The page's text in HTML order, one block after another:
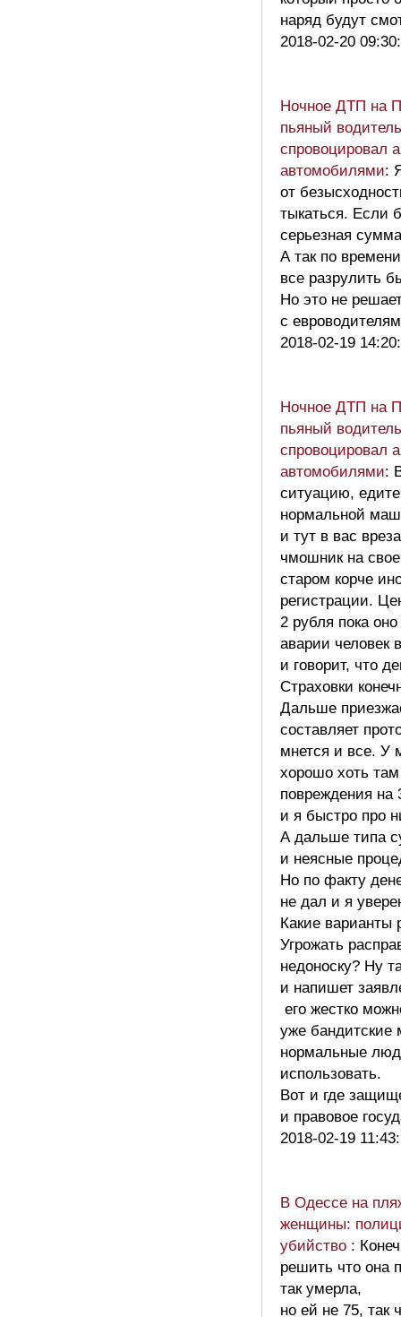
наряд будут
2018-02-20
Ночное ДТП на
пьяный
спровоцировал
автомобилями:
от
тыкаться. Если
серьезная
А так по
все разрулить
Но это не
с
2018-02-19
Ночное ДТП на
пьяный
спровоцировал
автомобилями:
ситуацию,
нормальной
и тут в вас
чмошник на
старом корче
регистрации.
2 рубля пока
аварии человек
и говорит, что
Страховки
Дальше
составляет
мнется и все. У
хорошо хоть
повреждения на
и я быстро про
А дальше типа
и неясные
Но по факту
не дал и я
Какие варианты
Угрожать
недоноску? Ну
и напишет
его жестко
уже бандитские
нормальные
использовать.
Вот и где
и правовое
2018-02-19
В Одессе на
женщины:
убийство :
решить что она
так умерла,
но ей не 75, так